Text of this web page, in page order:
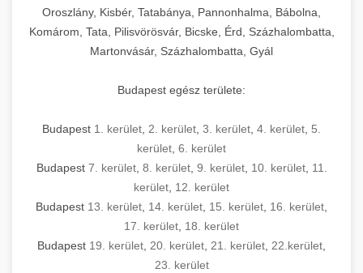
Oroszlány, Kisbér, Tatabánya, Pannonhalma, Bábolna,
Komárom, Tata, Pilisvörösvár, Bicske, Érd, Százhalombatta,
Martonvásár, Százhalombatta, Gyál
Budapest egész területe:
Budapest 1. kerület 2. kerület 3. kerület 4. kerület 5.
kerület 6. kerület
Budapest 7. kerület, 8. kerület, 9. kerület, 10. kerület, 11.
kerület 12. kerület
Budapest 13. kerület 14. kerület 15. kerület 16. kerület
17. kerület 18. kerület
Budapest 19. kerület 20. kerület 21. kerület 22.kerület
23. kerület